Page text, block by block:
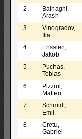
2.
Baihaghi,
Arash
3.
Vinogradov,
Ilia
4.
Ensslen,
Jakob
5.
Puchas,
Tobias
6.
Pizziol,
Matteo
7.
Schmidt,
Emil
8.
Cretu,
Gabriel